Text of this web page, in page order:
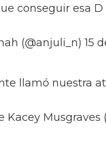
conseguir esa
(@anjuli_n) 15
llamó nuestra
Kacey